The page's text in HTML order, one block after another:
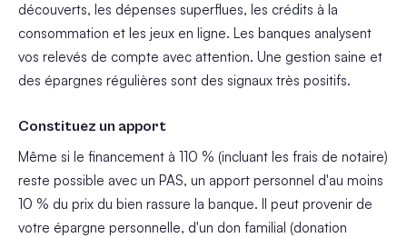
découverts, les dépenses superflues, les crédits à la
consommation et les jeux en ligne. Les banques analysent
vos relevés de compte avec attention. Une gestion saine et
des épargnes régulières sont des signaux très positifs.
Constituez un apport
Même si le financement à 110 % (incluant les frais de notaire)
reste possible avec un PAS, un apport personnel d'au moins
10 % du prix du bien rassure la banque. Il peut provenir de
votre épargne personnelle, d'un don familial (donation